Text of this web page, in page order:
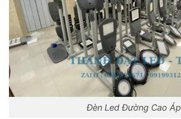
Đèn Led Đường Cao Áp